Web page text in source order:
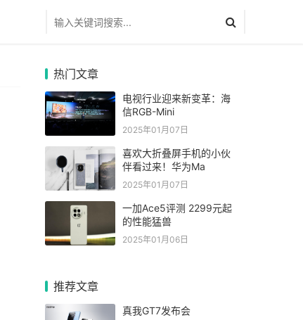
热门文章
电视行业迎来新变革：海
信RGB-Mini
2025年01月07日
喜欢大折叠屏手机的小伙
伴看过来！华为Ma
2025年01月07日
一加Ace5评测 2299元起
的性能猛兽
2025年01月06日
推荐文章
真我GT7发布会